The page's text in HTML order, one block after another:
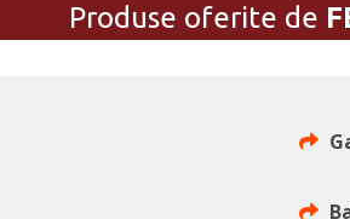
Produse oferite de